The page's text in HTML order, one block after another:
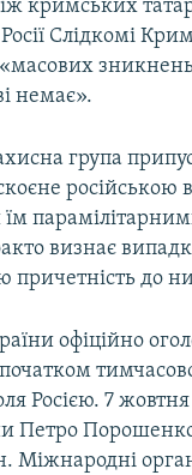
кримських
Слідкомі
немає».
група
російською
визнає
причетність до
офіційно
Росією. 7
Петро
Міжнародні